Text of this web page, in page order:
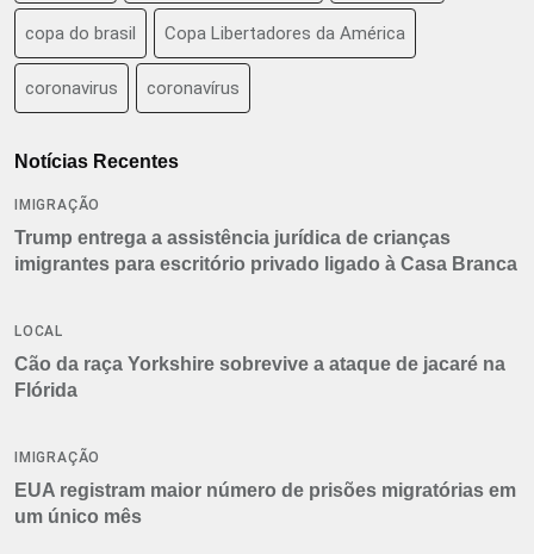
copa do brasil Copa Libertadores da América
coronavirus coronavírus
Notícias Recentes
IMIGRAÇÃO
Trump entrega a assistência jurídica de crianças
imigrantes para escritório privado ligado à Casa Branca
LOCAL
Cão da raça Yorkshire sobrevive a ataque de jacaré na
Flórida
IMIGRAÇÃO
EUA registram maior número de prisões migratórias em
um único mês